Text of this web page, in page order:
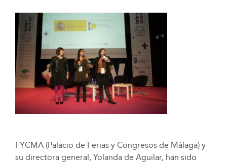
FYCMA (Palacio de Ferias y Congresos de Málaga) y
su directora general, Yolanda de Aguilar, han sido